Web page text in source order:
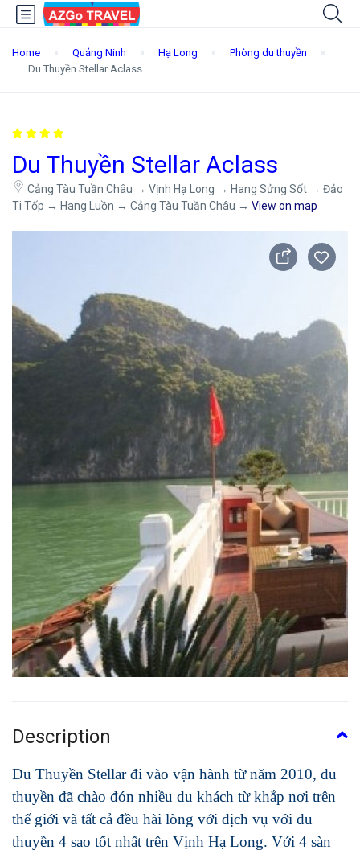
Home Quảng Ninh Hạ Long
Phòng du thuyền
Du Thuyền Stellar Aclass
Du Thuyền Stellar Aclass
Cảng Tàu Tuần Châu → Vịnh Hạ Long → Hang Sửng Sốt → Đảo
Ti Tốp → Hang Luồn → Cảng Tàu Tuần Châu → View on map
Description
Du Thuyền Stellar đi vào vận hành từ năm 2010, du
thuyền đã chào đón nhiều du khách từ khắp nơi trên
thế giới và tất cả đều hài lòng với dịch vụ với du
thuyền 4 sao tốt nhất trên Vịnh Hạ Long. Với 4 sàn